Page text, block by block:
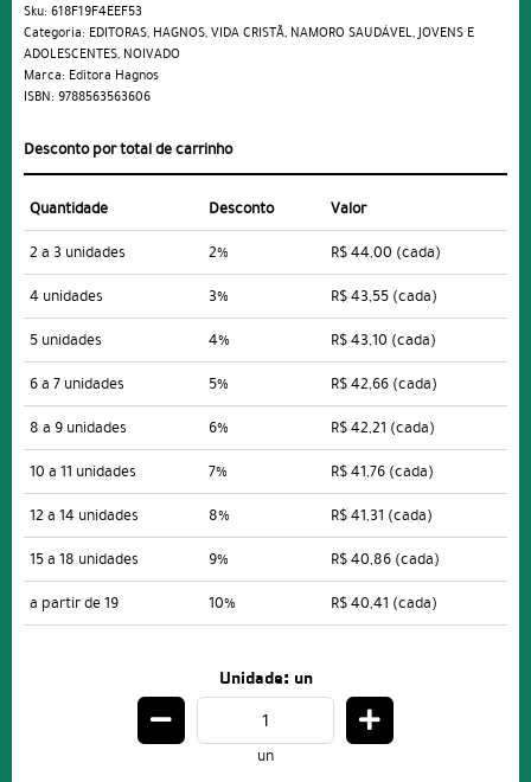
Sku: 618F19F4EEF53
Categoria: EDITORAS, HAGNOS,VIDA CRISTÃ, NAMORO SAUDÁVEL,JOVENS E
ADOLESCENTES, NOIVADO
Marca: Editora Hagnos
ISBN: 9788563563606
Desconto por total de carrinho
Quantidade Desconto
Valor
2 a 3 unidades
2% R$ 44,00 (cada)
4 unidades
3% R$ 43,55 (cada)
5 unidades
4% R$ 43,10 (cada)
6 a 7 unidades
5% R$ 42,66 (cada)
8 a 9 unidades
6% R$ 42,21 (cada)
10 a 11 unidades
7% R$ 41,76 (cada)
12 a 14 unidades
8% R$ 41,31 (cada)
15 a 18 unidades
9% R$ 40,86 (cada)
a partir de 19
10% R$ 40,41 (cada)
Unidade: un
un